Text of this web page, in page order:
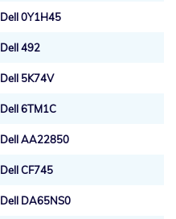
Dell 0Y1H45
Dell 492
Dell 5K74V
Dell 6TM1C
Dell AA22850
Dell CF745
Dell DA65NS0